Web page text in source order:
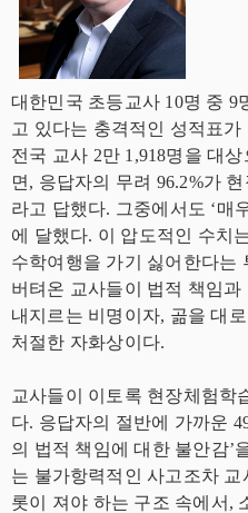
대한민국 초등교사 10명 중 9
고 있다는 충격적인 성적표
전국 교사 2만 1,918명을 대
면, 응답자의 무려 96.2%가
라고 답했다. 그중에서도 ‘매
에 달했다. 이 압도적인 수치
수학여행을 가기 싫어한다는
버텨온 교사들이 법적 책임
내지르는 비명이자, 곪을 대
처절한 자화상이다.
교사들이 이토록 현장체험학
다. 응답자의 절반에 가까운
의 법적 책임에 대한 불안감’
는 불가항력적인 사고조차 교
롯이 져야 하는 구조 속에서,